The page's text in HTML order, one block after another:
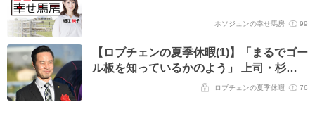
ホソジュンの幸せ馬房 99
【ロブチェンの夏季休暇(1)】「まるでゴー
ル板を知っているかのよう」 上司・杉山
晴紀調教師が下した二冠馬の“上半期人事
ロブチェンの夏季休暇 76